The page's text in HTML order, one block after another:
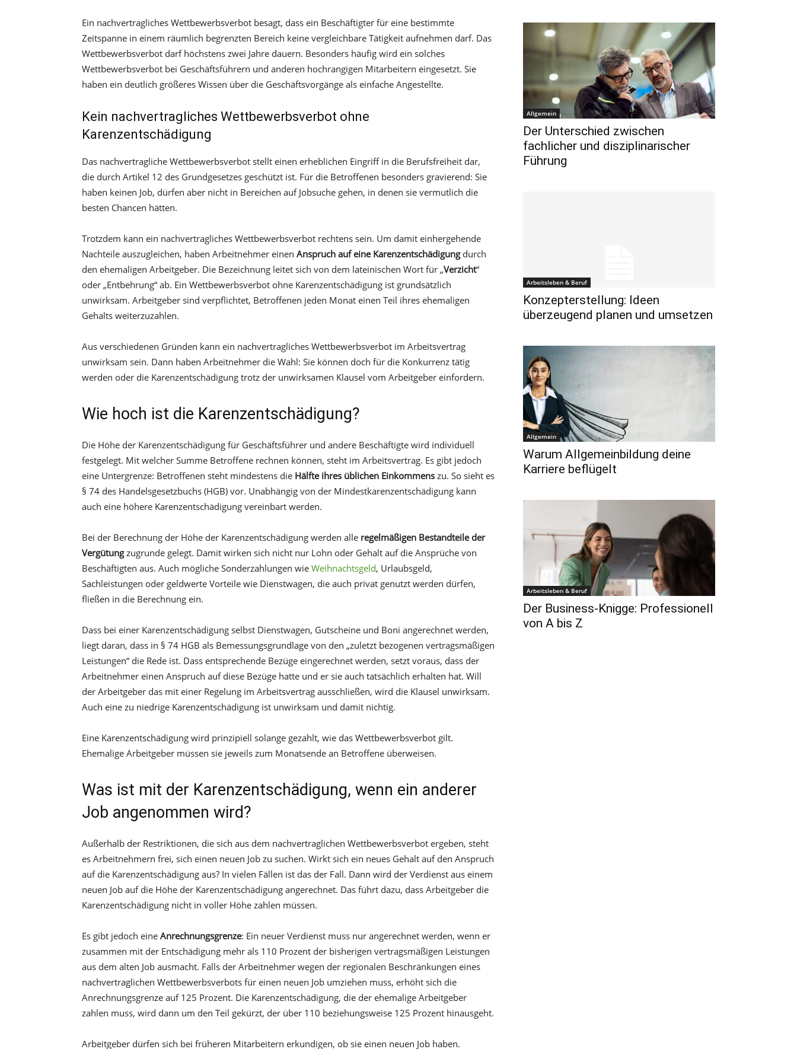
Ein nachvertragliches Wettbewerbsverbot besagt, dass ein Beschäftigter für eine bestimmte
Zeitspanne in einem räumlich begrenzten Bereich keine vergleichbare Tätigkeit aufnehmen darf. Das
Wettbewerbsverbot darf höchstens zwei Jahre dauern. Besonders häufig wird ein solches
Wettbewerbsverbot bei Geschäftsführern und anderen hochrangigen Mitarbeitern eingesetzt. Sie
haben ein deutlich größeres Wissen über die Geschäftsvorgänge als einfache Angestellte.
Kein nachvertragliches Wettbewerbsverbot ohne
Karenzentschädigung
Das nachvertragliche Wettbewerbsverbot stellt einen erheblichen Eingriff in die Berufsfreiheit dar,
die durch Artikel 12 des Grundgesetzes geschützt ist. Für die Betroffenen besonders gravierend: Sie
haben keinen Job, dürfen aber nicht in Bereichen auf Jobsuche gehen, in denen sie vermutlich die
besten Chancen hätten.
Trotzdem kann ein nachvertragliches Wettbewerbsverbot rechtens sein. Um damit einhergehende
Nachteile auszugleichen, haben Arbeitnehmer einen Anspruch auf eine Karenzentschädigungdurch
den ehemaligen Arbeitgeber. Die Bezeichnung leitet sich von dem lateinischen Wort für „Verzicht“
oder „Entbehrung“ ab. Ein Wettbewerbsverbot ohne Karenzentschädigung ist grundsätzlich
unwirksam. Arbeitgeber sind verpflichtet, Betroffenen jeden Monat einen Teil ihres ehemaligen
Gehalts weiterzuzahlen.
Aus verschiedenen Gründen kann ein nachvertragliches Wettbewerbsverbot im Arbeitsvertrag
unwirksam sein. Dann haben Arbeitnehmer die Wahl: Sie können doch für die Konkurrenz tätig
werden oder die Karenzentschädigung trotz der unwirksamen Klausel vom Arbeitgeber einfordern.
Wie hoch ist die Karenzentschädigung?
Die Höhe der Karenzentschädigung für Geschäftsführer und andere Beschäftigte wird individuell
festgelegt. Mit welcher Summe Betroffene rechnen können, steht im Arbeitsvertrag. Es gibt jedoch
eine Untergrenze: Betroffenen steht mindestens die Hälfte ihres üblichen Einkommens zu. So sieht es
§ 74 des Handelsgesetzbuchs (HGB) vor. Unabhängig von der Mindestkarenzentschädigung kann
auch eine höhere Karenzentschädigung vereinbart werden.
Bei der Berechnung der Höhe der Karenzentschädigung werden alle regelmäßigen Bestandteile der
Vergütungzugrunde gelegt. Damit wirken sich nicht nur Lohn oder Gehalt auf die Ansprüche von
Beschäftigten aus. Auch mögliche Sonderzahlungen wie Weihnachtsgeld, Urlaubsgeld,
Sachleistungen oder geldwerte Vorteile wie Dienstwagen, die auch privat genutzt werden dürfen,
fließen in die Berechnung ein.
Dass bei einer Karenzentschädigung selbst Dienstwagen, Gutscheine und Boni angerechnet werden,
liegt daran, dass in § 74 HGB als Bemessungsgrundlage von den „zuletzt bezogenen vertragsmäßigen
Leistungen“ die Rede ist. Dass entsprechende Bezüge eingerechnet werden, setzt voraus, dass der
Arbeitnehmer einen Anspruch auf diese Bezüge hatte und er sie auch tatsächlich erhalten hat. Will
der Arbeitgeber das mit einer Regelung im Arbeitsvertrag ausschließen, wird die Klausel unwirksam.
Auch eine zu niedrige Karenzentschädigung ist unwirksam und damit nichtig.
Eine Karenzentschädigung wird prinzipiell solange gezahlt, wie das Wettbewerbsverbot gilt.
Ehemalige Arbeitgeber müssen sie jeweils zum Monatsende an Betroffene überweisen.
Was ist mit der Karenzentschädigung, wenn ein anderer
Job angenommen wird?
Außerhalb der Restriktionen, die sich aus dem nachvertraglichen Wettbewerbsverbot ergeben, steht
es Arbeitnehmern frei, sich einen neuen Job zu suchen. Wirkt sich ein neues Gehalt auf den Anspruch
auf die Karenzentschädigung aus? In vielen Fällen ist das der Fall. Dann wird der Verdienst aus einem
neuen Job auf die Höhe der Karenzentschädigung angerechnet. Das führt dazu, dass Arbeitgeber die
Karenzentschädigung nicht in voller Höhe zahlen müssen.
Es gibt jedoch eine Anrechnungsgrenze: Ein neuer Verdienst muss nur angerechnet werden, wenn er
zusammen mit der Entschädigung mehr als 110 Prozent der bisherigen vertragsmäßigen Leistungen
aus dem alten Job ausmacht. Falls der Arbeitnehmer wegen der regionalen Beschränkungen eines
nachvertraglichen Wettbewerbsverbots für einen neuen Job umziehen muss, erhöht sich die
Anrechnungsgrenze auf 125 Prozent. Die Karenzentschädigung, die der ehemalige Arbeitgeber
zahlen muss, wird dann um den Teil gekürzt, der über 110 beziehungsweise 125 Prozent hinausgeht.
Arbeitgeber dürfen sich bei früheren Mitarbeitern erkundigen, ob sie einen neuen Job haben.
Allgemein
Der Unterschied zwischen
fachlicher und disziplinarischer
Führung
Arbeitsleben & Beruf
Konzepterstellung: Ideen
überzeugend planen und umsetzen
Allgemein
Warum Allgemeinbildung deine
Karriere beflügelt
Arbeitsleben & Beruf
Der Business-Knigge: Professionell
von A bis Z